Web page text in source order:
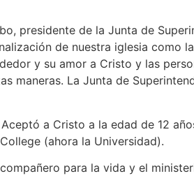
presidente de la Junta de
de nuestra iglesia como
y su amor a Cristo y las
maneras. La Junta de
a Cristo a la edad de 12
(ahora la Universidad).
para la vida y el